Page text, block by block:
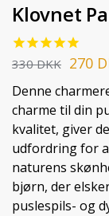
Klovnet
330DKK 270
Denne
charme til din
kvalitet, giver
udfordring for
naturens
bjørn, der
puslespils- og